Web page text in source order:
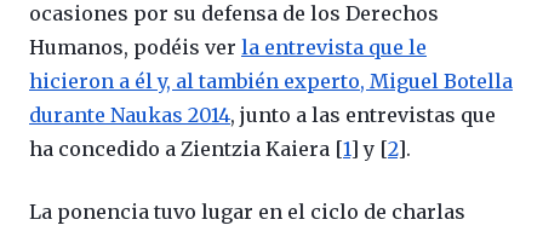
ocasiones por su defensa de los Derechos
Humanos, podéis ver la entrevista que le
hicieron a él y, al también experto, Miguel Botella
durante Naukas 2014, junto a las entrevistas que
ha concedido a Zientzia Kaiera [1] y [2].
La ponencia tuvo lugar en el ciclo de charlas